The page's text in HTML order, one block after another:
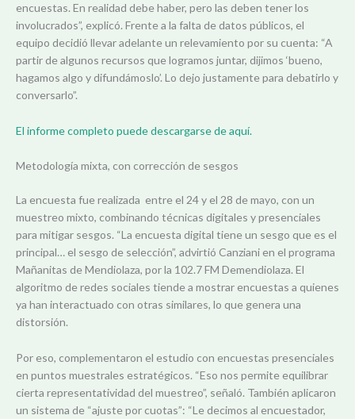
encuestas. En realidad debe haber, pero las deben tener los
involucrados”, explicó. Frente a la falta de datos públicos, el
equipo decidió llevar adelante un relevamiento por su cuenta: “A
partir de algunos recursos que logramos juntar, dijimos ‘bueno,
hagamos algo y difundámoslo’. Lo dejo justamente para debatirlo y
conversarlo”.
El informe completo puede descargarse de aquí.
Metodología mixta, con corrección de sesgos
La encuesta fue realizada entre el 24 y el 28 de mayo, con un
muestreo mixto, combinando técnicas digitales y presenciales
para mitigar sesgos. “La encuesta digital tiene un sesgo que es el
principal… el sesgo de selección”, advirtió Canziani en el programa
Mañanitas de Mendiolaza, por la 102.7 FM Demendiolaza. El
algoritmo de redes sociales tiende a mostrar encuestas a quienes
ya han interactuado con otras similares, lo que genera una
distorsión.
Por eso, complementaron el estudio con encuestas presenciales
en puntos muestrales estratégicos. “Eso nos permite equilibrar
cierta representatividad del muestreo”, señaló. También aplicaron
un sistema de “ajuste por cuotas”: “Le decimos al encuestador,